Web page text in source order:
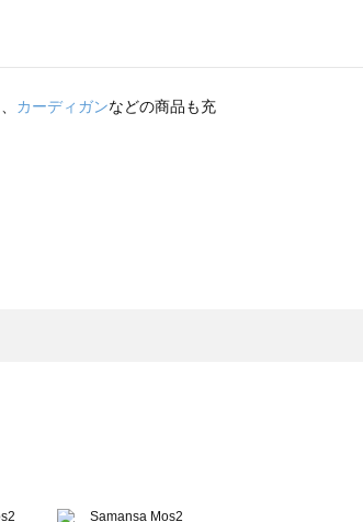
、 カーディガンなどの商品も充